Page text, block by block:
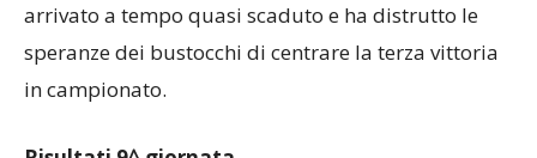
riportato avanti gli ospiti. Il gol del 3-3 (Berti) è
arrivato a tempo quasi scaduto e ha distrutto le
speranze dei bustocchi di centrare la terza vittoria